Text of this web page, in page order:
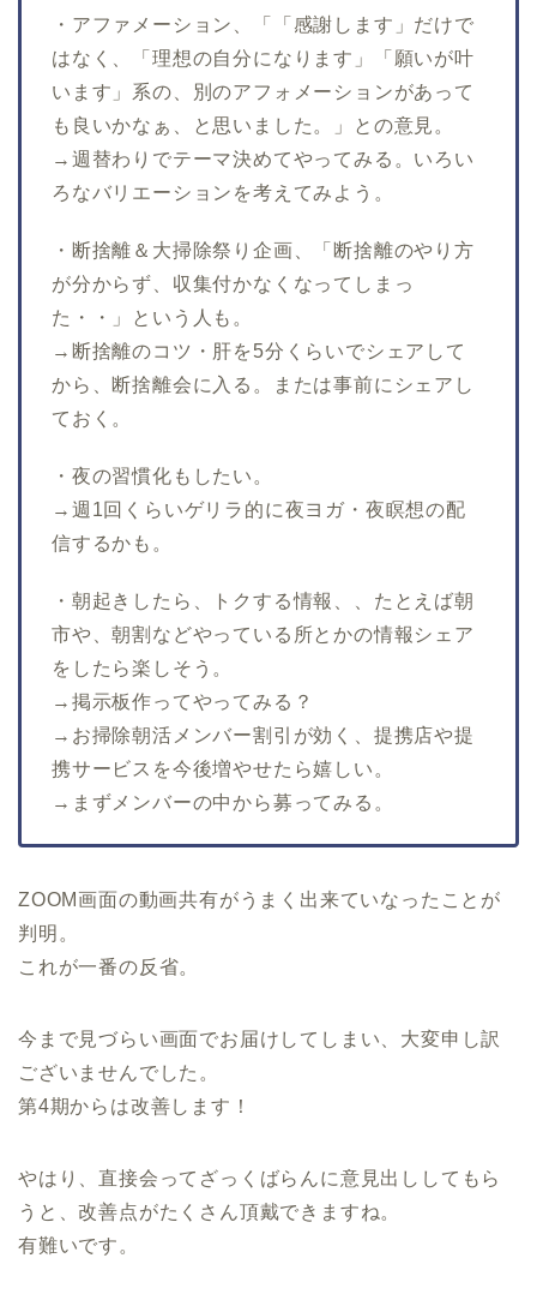
・アファメーション、「「感謝します」だけで
はなく、「理想の自分になります」「願いが叶
います」系の、別のアフォメーションがあって
も良いかなぁ、と思いました。」との意見。
→週替わりでテーマ決めてやってみる。いろい
ろなバリエーションを考えてみよう。
・断捨離＆大掃除祭り企画、「断捨離のやり方
が分からず、収集付かなくなってしまっ
た・・」という人も。
→断捨離のコツ・肝を5分くらいでシェアして
から、断捨離会に入る。または事前にシェアし
ておく。
・夜の習慣化もしたい。
→週1回くらいゲリラ的に夜ヨガ・夜瞑想の配
信するかも。
・朝起きしたら、トクする情報、、たとえば朝
市や、朝割などやっている所とかの情報シェア
をしたら楽しそう。
→掲示板作ってやってみる？
→お掃除朝活メンバー割引が効く、提携店や提
携サービスを今後増やせたら嬉しい。
→まずメンバーの中から募ってみる。
ZOOM画面の動画共有がうまく出来ていなったことが
判明。
これが一番の反省。
今まで見づらい画面でお届けしてしまい、大変申し訳
ございませんでした。
第4期からは改善します！
やはり、直接会ってざっくばらんに意見出ししてもら
うと、改善点がたくさん頂戴できますね。
有難いです。